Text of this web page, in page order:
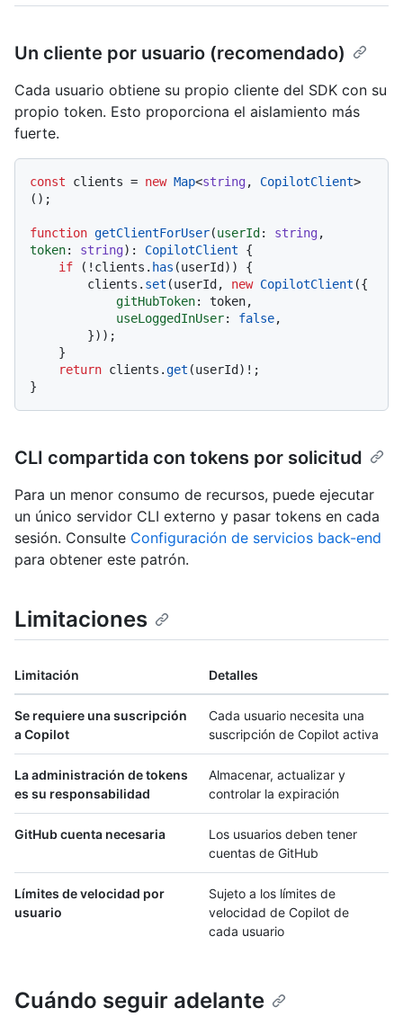
Un cliente por usuario (recomendado)
Cada usuario obtiene su propio cliente del SDK con su
propio token. Esto proporciona el aislamiento más
fuerte.
const clients = new Map<string, CopilotClient>
();
function getClientForUser(userId : string
token: string): CopilotClient {
if (!clients. has (userId)) {
        clients.
set (userId, new CopilotClient ({
gitHubToken: token,
useLoggedInUser: false,
return clients.get (userId)!;
CLI compartida con tokens por solicitud
Para un menor consumo de recursos, puede ejecutar
un único servidor CLI externo y pasar tokens en cada
sesión. Consulte Configuración de servicios back-end
para obtener este patrón.
Limitaciones
Limitación Detalles
Se requiere una suscripción
a Copilot
Cada usuario necesita una
suscripción de Copilot activa
La administración de tokens
es su responsabilidad
Almacenar, actualizar y
controlar la expiración
GitHub cuenta necesaria
Los usuarios deben tener
cuentas de GitHub
Límites de velocidad por
usuario
Sujeto a los límites de
velocidad de Copilot de
cada usuario
Cuándo seguir adelante